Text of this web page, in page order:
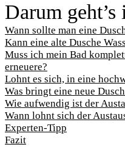
Darum
Wann sollte man eine
Kann eine alte Dusche
Muss ich mein Bad
erneuere?
Lohnt es sich, in eine
Was bringt eine neue
Wie aufwendig ist der
Wann lohnt sich der
Experten-Tipp
Fazit